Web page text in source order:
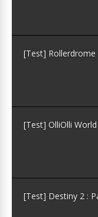
[Test] Rollerdrome
[Test] OlliOlli World
[Test] Destiny 2 :